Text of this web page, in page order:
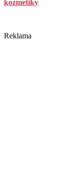
kozmetiky
Reklama